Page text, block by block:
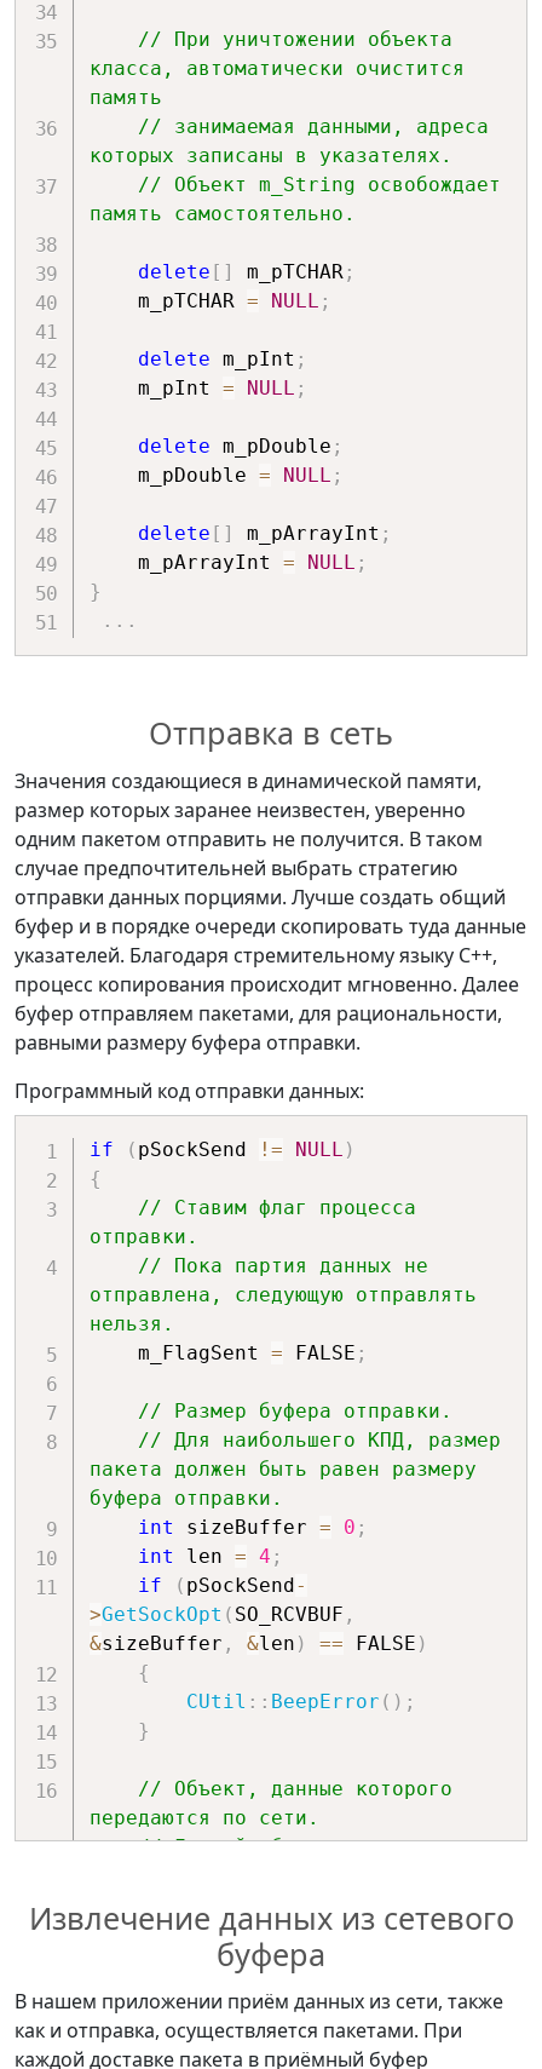
// При уничтожении объекта
класса, автоматически очистится
память
// занимаемая данными, адреса
которых записаны в указателях.
// Объект m_String освобождает
память самостоятельно.
delete [ ] m_pTCHAR;
    m_pTCHAR
= NULL ;
delete m_pInt ;
    m_pInt
= NULL ;
delete m_pDouble ;
    m_pDouble
= NULL ;
delete [ ] m_pArrayInt ;
    m_pArrayInt
= NULL ;
}
. . .
Отправка в сеть
Значения создающиеся в динамической памяти,
размер которых заранее неизвестен, уверенно
одним пакетом отправить не получится. В таком
случае предпочтительней выбрать стратегию
отправки данных порциями. Лучше создать общий
буфер и в порядке очереди скопировать туда данные
указателей. Благодаря стремительному языку С++,
процесс копирования происходит мгновенно. Далее
буфер отправляем пакетами, для рациональности,
равными размеру буфера отправки.
Программный код отправки данных:
if ( pSockSend != NULL )
{
// Ставим флаг процесса
отправки.
// Пока партия данных не
отправлена, следующую отправлять
нельзя.
    m_FlagSent
= FALSE ;
// Размер буфера отправки.
// Для наибольшего КПД, размер
пакета должен быть равен размеру
буфера отправки.
int sizeBuffer = 0 ;
int len = 4 ;
if
( pSockSend-
>GetSockOpt ( SO_RCVBUF ,
&sizeBuffer , &len ) == FALSE )
{
CUtil :: BeepError ( ) ;
}
// Объект, данные которого
передаются по сети.
// Данный объект может
приложения.
// Здесь он создаётся только
    CPointers pointers
Извлечение данных из сетевого
буфера
В нашем приложении приём данных из сети, также
как и отправка, осуществляется пакетами. При
каждой доставке пакета в приёмный буфер